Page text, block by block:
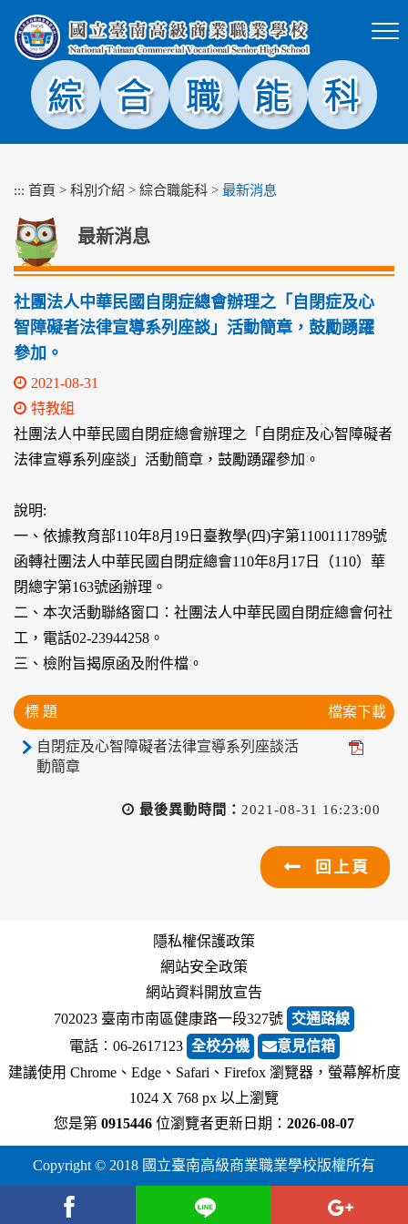
塊
::: 首頁 > 科別介紹 > 綜合職能科 > 最新消息
最新消息
社團法人中華民國自閉症總會辦理之「自閉症及心
智障礙者法律宣導系列座談」活動簡章，鼓勵踴躍
參加。
2021-08-31
特教組
社團法人中華民國自閉症總會辦理之「自閉症及心智障礙者
法律宣導系列座談」活動簡章，鼓勵踴躍參加。
說明:
一、依據教育部110年8月19日臺教學(四)字第1100111789號
函轉社團法人中華民國自閉症總會110年8月17日（110）華
閉總字第163號函辦理。
二、本次活動聯絡窗口：社團法人中華民國自閉症總會何社
工，電話02-23944258。
三、檢附旨揭原函及附件檔。
標 題 檔案下載
自閉症及心智障礙者法律宣導系列座談活
動簡章
最後異動時間： 2021-08-31 16:23:00
回上頁
隱私權保護政策
網站安全政策
網站資料開放宣告
702023 臺南市南區健康路一段327號 交通路線
電話︰06-2617123 全校分機
意見信箱
建議使用 Chrome、Edge、Safari、Firefox 瀏覽器，螢幕解析度
1024 X 768 px 以上瀏覽
您是第 0915446 位瀏覽者更新日期： 2026-08-07
Copyright © 2018 國立臺南高級商業職業學校版權所有